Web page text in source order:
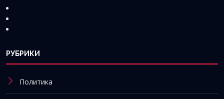
РУБРИКИ
Политика